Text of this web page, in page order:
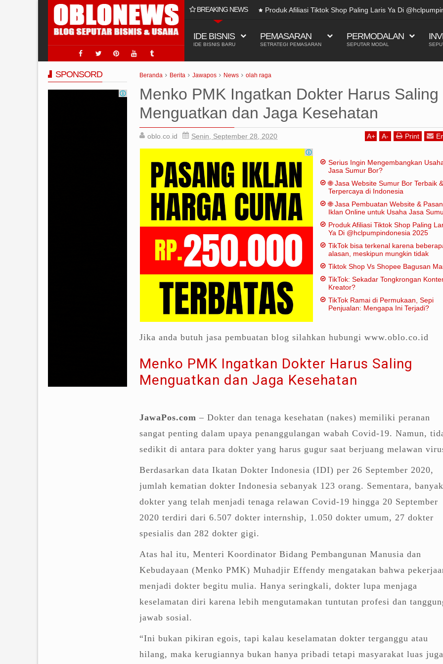
BREAKING NEWS
Online untuk Usaha Jasa Sumur Bor Produk Afiliasi Tiktok Shop Paling Laris Ya Di @hclpumpindonesia
IDE BISNIS
IDE BISNIS BARU
PEMASARAN
SETRATEGI PEMASARAN
PERMODALAN
SEPUTAR MODAL
Beranda Berita Jawapos News olah raga
Menko PMK Ingatkan Dokter Harus Saling
Menguatkan dan Jaga Kesehatan
oblo.co.id Senin, September 28, 2020 A+ A- Print
Serius Ingin Mengembangkan
Jasa Sumur Bor?
🌐 Jasa Website Sumur Bor Terbaik &
Terpercaya di Indonesia
🌐 Jasa Pembuatan Website &
Iklan Online untuk Usaha Jasa
Produk Afiliasi Tiktok Shop Paling
Ya Di @hclpumpindonesia 2025
TikTok bisa terkenal karena
alasan, meskipun mungkin tidak
tradisional:
Tiktok Shop Vs Shopee Bagusan
TikTok: Sekadar Tongkrongan
Kreator?
TikTok Ramai di Permukaan, Sepi
Penjualan: Mengapa Ini Terjadi?
Jika anda butuh jasa pembuatan blog silahkan hubungi www.oblo.co.id
Menko PMK Ingatkan Dokter Harus Saling
Menguatkan dan Jaga Kesehatan
JawaPos.com – Dokter dan tenaga kesehatan (nakes) memiliki peranan
sangat penting dalam upaya penanggulangan wabah Covid-19. Namun,
sedikit di antara para dokter yang harus gugur saat berjuang melawan
Berdasarkan data Ikatan Dokter Indonesia (IDI) per 26 September 2020,
jumlah kematian dokter Indonesia sebanyak 123 orang. Sementara, banyak
dokter yang telah menjadi tenaga relawan Covid-19 hingga 20 September
2020 terdiri dari 6.507 dokter internship, 1.050 dokter umum, 27 dokter
spesialis dan 282 dokter gigi.
Atas hal itu, Menteri Koordinator Bidang Pembangunan Manusia dan
Kebudayaan (Menko PMK) Muhadjir Effendy mengatakan bahwa
menjadi dokter begitu mulia. Hanya seringkali, dokter lupa menjaga
keselamatan diri karena lebih mengutamakan tuntutan profesi dan
jawab sosial.
“Ini bukan pikiran egois, tapi kalau keselamatan dokter terganggu atau
hilang, maka kerugiannya bukan hanya pribadi tetapi masyarakat luas juga
SPONSORD